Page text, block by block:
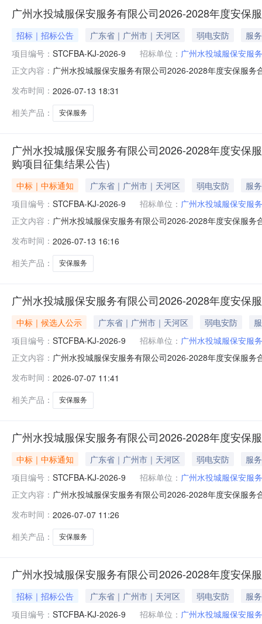
广州水投城服保安服务有限公司2026-2028年度安保
招标｜招标公告 广东省｜广州市｜天河区 弱电安防
服务
项目编号： STCFBA-KJ-2026-9 招标单位： 广州水投城服保安服
正文内容： 广州水投城服保安服务有限公司2026-2028年度安保服
发布时间： 2026-07-13 18:31
相关产品：
安保服务
广州水投城服保安服务有限公司2026-2028年度安保
购项目征集结果公告)
中标｜中标通知 广东省｜广州市｜天河区 弱电安防
服务
项目编号： STCFBA-KJ-2026-9 招标单位： 广州水投城服保安服
正文内容： 广州水投城服保安服务有限公司2026-2028年度安保服
公司4.中泰鼎盛保安集团有限公司5.广东国之盾保安服务
发布时间： 2026-07-13 16:16
相关产品：
安保服务
广州水投城服保安服务有限公司2026-2028年度安保
中标｜候选人公示 广东省｜广州市｜天河区 弱电安防
项目编号： STCFBA-KJ-2026-9 招标单位： 广州水投城服保安服
正文内容： 广州水投城服保安服务有限公司2026-2028年度安保服
则，故10家供应商入围。入围排序如下:序号单位名称结
发布时间： 2026-07-07 11:41
相关产品：
安保服务
广州水投城服保安服务有限公司2026-2028年度安保
中标｜中标通知 广东省｜广州市｜天河区 弱电安防
服务
项目编号： STCFBA-KJ-2026-9 招标单位： 广州水投城服保安服
正文内容： 广州水投城服保安服务有限公司2026-2028年度安保服
号:STCFBA-KJ-2026-9根据征集文件规定的评标原则，
故10家供应商入围
发布时间： 2026-07-07 11:26
相关产品：
安保服务
广州水投城服保安服务有限公司2026-2028年度安保
招标｜招标公告 广东省｜广州市｜天河区 弱电安防
服务
项目编号： STCFBA-KJ-2026-9 招标单位： 广州水投城服保安服